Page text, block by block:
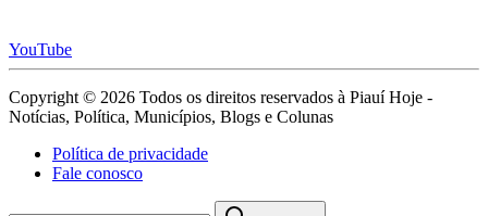
YouTube
Copyright © 2026 Todos os direitos reservados à Piauí Hoje -
Notícias, Política, Municípios, Blogs e Colunas
Política de privacidade
Fale conosco